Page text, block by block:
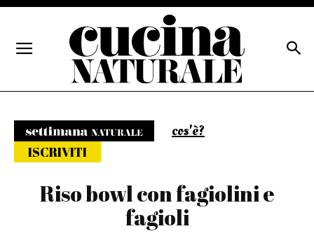
cos'è?
ISCRIVITI
Riso bowl con fagiolini e
fagioli